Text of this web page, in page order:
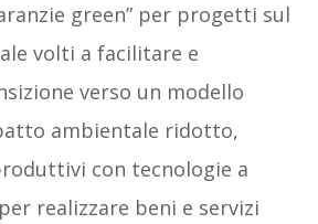
green” per progetti sul
volti a facilitare e
verso un modello
ambientale ridotto,
con tecnologie a
realizzare beni e servizi